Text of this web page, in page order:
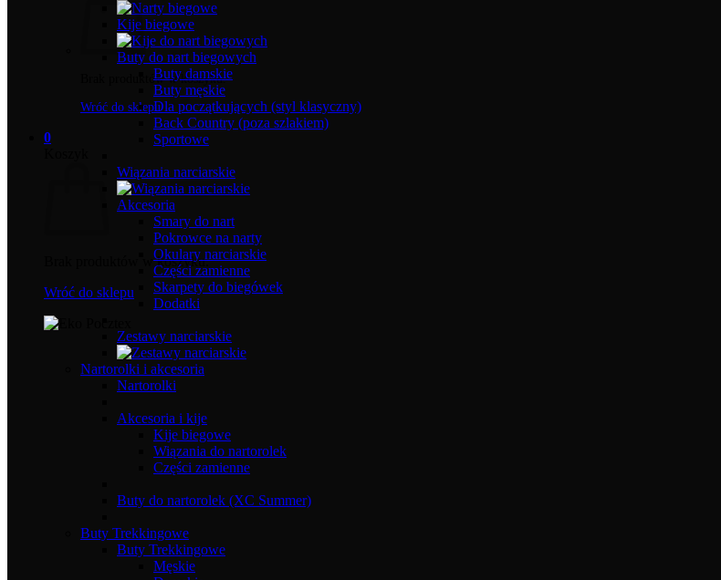
Brak produktów w koszyku.
Wróć do sklepu
0
Brak produktów w koszyku.
Wróć do sklepu
Kije biegowe
Buty do nart biegowych
Buty damskie
Buty męskie
Dla początkujących (styl klasyczny)
Back Country (poza szlakiem)
Sportowe
Wiązania narciarskie
Akcesoria
Smary do nart
Pokrowce na narty
Okulary narciarskie
Części zamienne
Skarpety do biegówek
Dodatki
Zestawy narciarskie
Nartorolki i akcesoria
Nartorolki
Akcesoria i kije
Kije biegowe
Wiązania do nartorolek
Części zamienne
Buty do nartorolek (XC Summer)
Buty Trekkingowe
Buty Trekkingowe
Męskie